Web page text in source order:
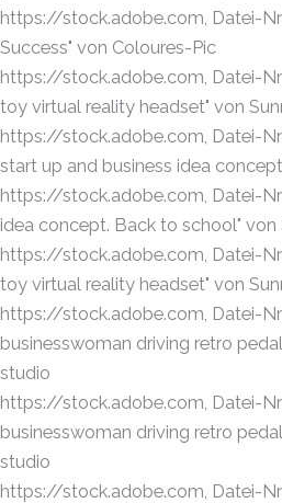
https://stock.adobe.com, Datei-
Success" von Coloures-Pic
https://stock.adobe.com, Datei-
toy virtual reality headset" von
https://stock.adobe.com, Datei-
start up and business idea
https://stock.adobe.com, Datei-
idea concept. Back to school" von
https://stock.adobe.com, Datei-
toy virtual reality headset" von
https://stock.adobe.com, Datei-
businesswoman driving retro
studio
https://stock.adobe.com, Datei-
businesswoman driving retro
studio
https://stock.adobe.com, Datei-